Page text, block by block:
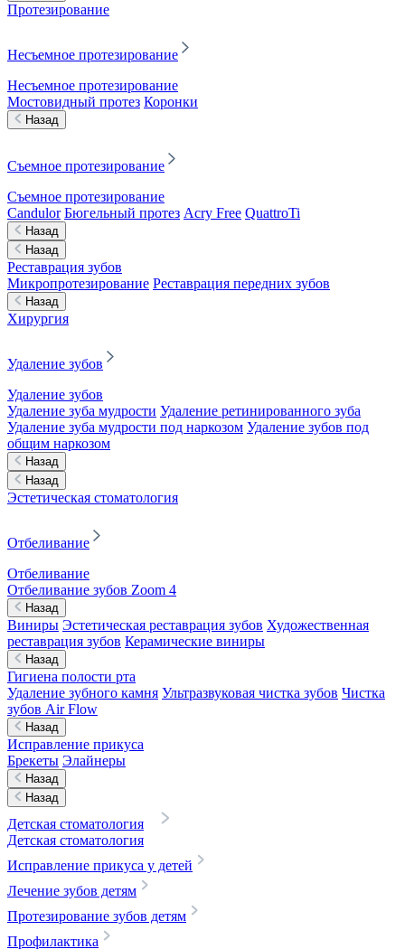
Протезирование
Несъемное протезирование
Несъемное протезирование
Мостовидный протез Коронки
Назад
Съемное протезирование
Съемное протезирование
Candulor Бюгельный протез Acry Free QuattroTi
Назад
Назад
Реставрация зубов
Микропротезирование Реставрация передних зубов
Назад
Хирургия
Удаление зубов
Удаление зубов
Удаление зуба мудрости Удаление ретинированного зуба
Удаление зуба мудрости под наркозом Удаление зубов под
общим наркозом
Назад
Назад
Эстетическая стоматология
Отбеливание
Отбеливание
Отбеливание зубов Zoom 4
Назад
Виниры Эстетическая реставрация зубов Художественная
реставрация зубов Керамические виниры
Назад
Гигиена полости рта
Удаление зубного камня Ультразвуковая чистка зубов Чистка
зубов Air Flow
Назад
Исправление прикуса
Брекеты Элайнеры
Назад
Назад
Детская стоматология
Детская стоматология
Исправление прикуса у детей
Лечение зубов детям
Протезирование зубов детям
Профилактика